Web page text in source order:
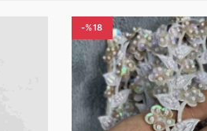
-%18